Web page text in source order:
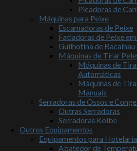
Picadoras de
Máquinas para Peixe
Escamadoras de Peixe
Fatiadoras de Peixe
Guilhotina de Bacalhau
Máquinas de Tirar
Máquinas de
Automáticas
Máquinas de
Manuais
Serradoras de Ossos e
Outras Serradoras
Serradoras Kolbe
Outros Equipamentos
Equipamentos para
Abatedor de